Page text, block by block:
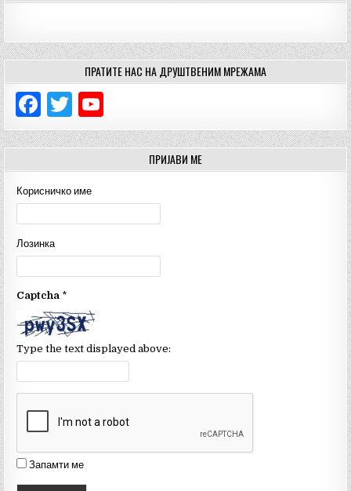
ПРАТИТЕ НАС НА ДРУШТВЕНИМ МРЕЖАМА
F
a
c
e
b
o
o
k
T
w
it
te
r
o
u
T
u
b
e
C
n
n
ПРИЈАВИ МЕ
Корисничко име
Лозинка
Captcha *
Type the text displayed above:
Запамти ме